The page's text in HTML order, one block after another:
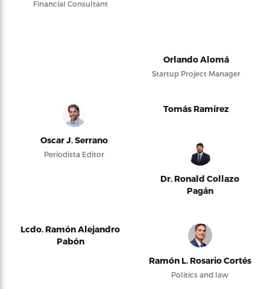
Financial Consultant
Orlando Alomá
Startup Project Manager
Oscar J. Serrano
Periodista Editor
Tomás Ramírez
Dr. Ronald Collazo
Pagán
Lcdo. Ramón Alejandro
Pabón
Ramón L. Rosario Cortés
Politics and law